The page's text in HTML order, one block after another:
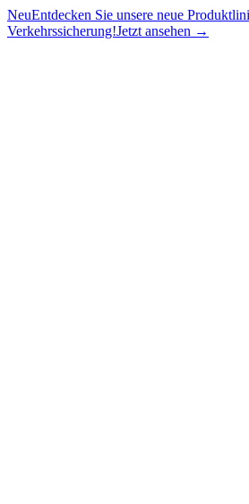
NeuEntdecken Sie unsere neue
Verkehrssicherung!Jetzt ansehen →